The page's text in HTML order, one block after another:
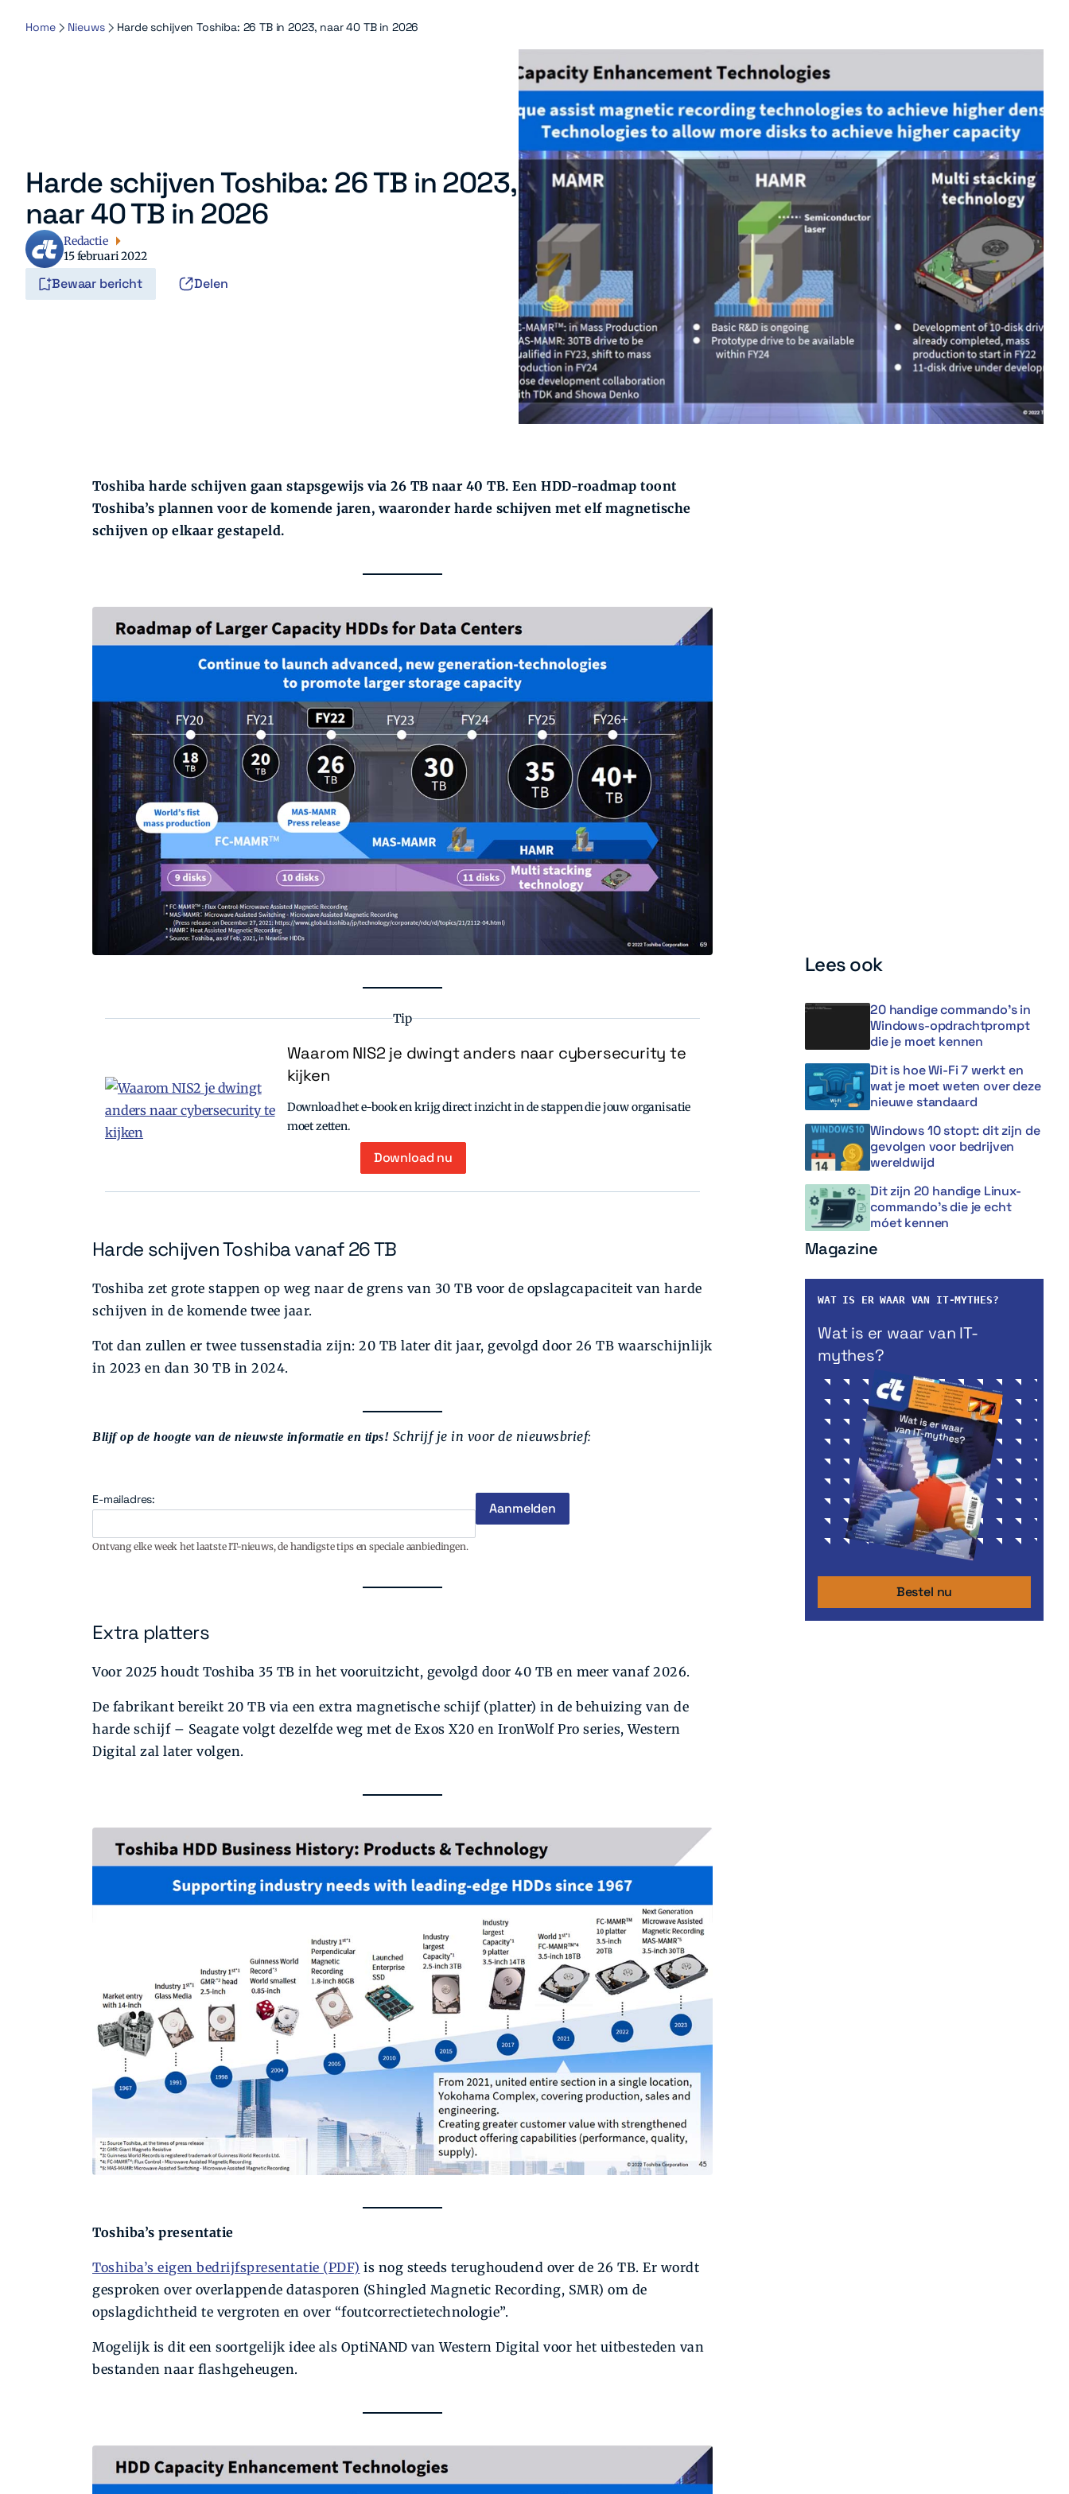
Home Nieuws Harde schijven Toshiba: 26 TB in 2023, naar 40 TB in 2026
Harde schijven Toshiba: 26 TB in 2023,
naar 40 TB in 2026
Redactie
15 februari 2022
Bewaar bericht Delen
Toshiba harde schijven gaan stapsgewijs via 26 TB naar 40 TB. Een HDD-roadmap toont
Toshiba’s plannen voor de komende jaren, waaronder harde schijven met elf magnetische
schijven op elkaar gestapeld.
Tip
Waarom NIS2 je dwingt anders naar cybersecurity te
kijken
Download het e-book en krijg direct inzicht in de stappen die jouw organisatie
moet zetten.
Download nu
Harde schijven Toshiba vanaf 26 TB
Toshiba zet grote stappen op weg naar de grens van 30 TB voor de opslagcapaciteit van harde
schijven in de komende twee jaar.
Tot dan zullen er twee tussenstadia zijn: 20 TB later dit jaar, gevolgd door 26 TB waarschijnlijk
in 2023 en dan 30 TB in 2024.
Blijf op de hoogte van de nieuwste informatie en tips! Schrijf je in voor de nieuwsbrief:
E-mailadres:
Ontvang elke week het laatste IT-nieuws, de handigste tips en speciale aanbiedingen.
Extra platters
Voor 2025 houdt Toshiba 35 TB in het vooruitzicht, gevolgd door 40 TB en meer vanaf 2026.
De fabrikant bereikt 20 TB via een extra magnetische schijf (platter) in de behuizing van de
harde schijf – Seagate volgt dezelfde weg met de Exos X20 en IronWolf Pro series, Western
Digital zal later volgen.
Toshiba’s presentatie
Toshiba’s eigen bedrijfspresentatie (PDF) is nog steeds terughoudend over de 26 TB. Er wordt
gesproken over overlappende datasporen (Shingled Magnetic Recording, SMR) om de
opslagdichtheid te vergroten en over “foutcorrectietechnologie”.
Mogelijk is dit een soortgelijk idee als OptiNAND van Western Digital voor het uitbesteden van
bestanden naar flashgeheugen.
Lees ook
20 handige commando’s in
Windows-opdrachtprompt
die je moet kennen
Dit is hoe Wi-Fi 7 werkt en
wat je moet weten over deze
nieuwe standaard
Windows 10 stopt: dit zijn de
gevolgen voor bedrijven
wereldwijd
Dit zijn 20 handige Linux-
commando’s die je echt
móet kennen
Magazine
WAT IS ER WAAR VAN IT-MYTHES?
Wat is er waar van IT-
mythes?
Bestel nu